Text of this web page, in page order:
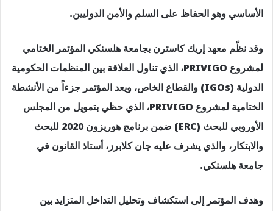
الأساسي وهو الحفاظ على السلم والأمن الدوليين.
وقد نظّم معهد إريك كاسترن بجامعة هلسنكي المؤتمر الختامي
لمشروع PRIVIGO، الذي تناول العلاقة بين المنظمات الحكومية
الدولية (IGOs) والقطاع الخاص، ويعد المؤتمر جزءاً من الأنشطة
الختامية لمشروع PRIVIGO، الذي حظي بتمويل من المجلس
الأوروبي للبحث (ERC) ضمن برنامج هوريزون 2020 للبحث
والابتكار، والذي يشرف عليه جان كلابرز، أستاذ القانون في
جامعة هلسنكي.
وهدف المؤتمر إلى استكشاف وتحليل التداخل المتزايد بين